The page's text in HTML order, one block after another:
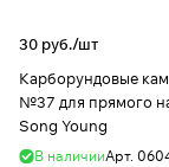
30 руб./шт
Карборундовые
№37 для прямого
Song Young
В наличииАрт.